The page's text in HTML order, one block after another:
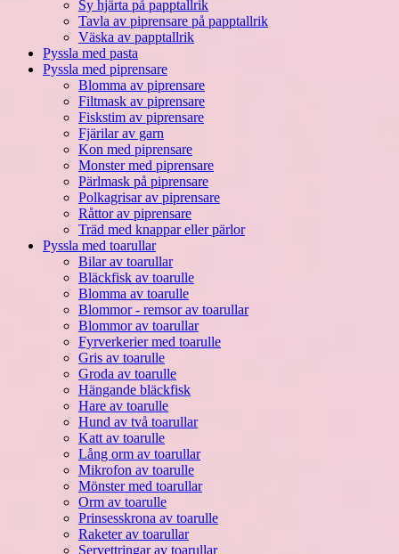
Sy hjärta på papptallrik
Tavla av piprensare på papptallrik
Väska av papptallrik
Pyssla med pasta
Pyssla med piprensare
Blomma av piprensare
Filtmask av piprensare
Fiskstim av piprensare
Fjärilar av garn
Kon med piprensare
Monster med piprensare
Pärlmask på piprensare
Polkagrisar av piprensare
Råttor av piprensare
Träd med knappar eller pärlor
Pyssla med toarullar
Bilar av toarullar
Bläckfisk av toarulle
Blomma av toarulle
Blommor - remsor av toarullar
Blommor av toarullar
Fyrverkerier med toarulle
Gris av toarulle
Groda av toarulle
Hängande bläckfisk
Hare av toarulle
Hund av två toarullar
Katt av toarulle
Lång orm av toarullar
Mikrofon av toarulle
Mönster med toarullar
Orm av toarulle
Prinsesskrona av toarulle
Raketer av toarullar
Servettringar av toarullar